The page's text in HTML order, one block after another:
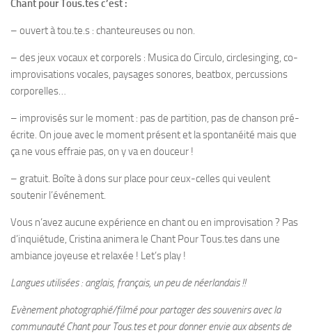
Chant pour Tous.tes c’est :
– ouvert à tou.te.s : chanteureuses ou non.
– des jeux vocaux et corporels : Musica do Circulo, circlesinging, co-
improvisations vocales, paysages sonores, beatbox, percussions
corporelles…
– improvisés sur le moment : pas de partition, pas de chanson pré-
écrite. On joue avec le moment présent et la spontanéité mais que
ça ne vous effraie pas, on y va en douceur !
– gratuit. Boîte à dons sur place pour ceux-celles qui veulent
soutenir l’événement.
Vous n’avez aucune expérience en chant ou en improvisation ? Pas
d’inquiétude, Cristina animera le Chant Pour Tous.tes dans une
ambiance joyeuse et relaxée ! Let’s play !
Langues utilisées : anglais, français, un peu de néerlandais !!
Evènement photographié/filmé pour partager des souvenirs avec la
communauté Chant pour Tous.tes et pour donner envie aux absents de